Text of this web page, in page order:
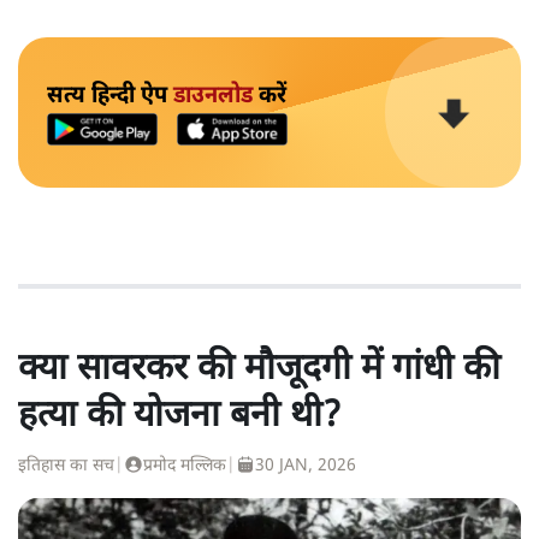
सत्य हिन्दी ऐपडाउनलोडकरें
क्या सावरकर की मौजूदगी में गांधी की
हत्या की योजना बनी थी?
इतिहास का सच प्रमोद मल्लिक 30 JAN, 2026